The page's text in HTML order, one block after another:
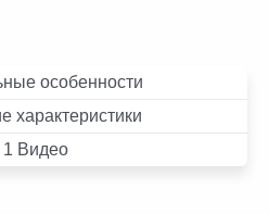
особенности
характеристики
1 Видео